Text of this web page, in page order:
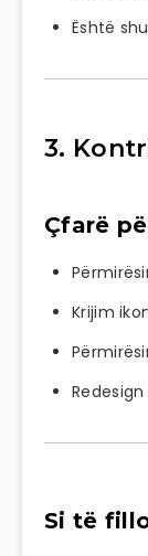
Është
3.
Çfarë
Krijim
Si të